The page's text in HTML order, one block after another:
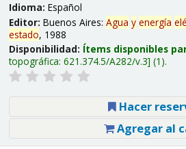
Idioma: Español
Editor: Buenos Aires: Agua y energía
estado, 1988
Disponibilidad: Ítems disponibles
topográfica: 621.374.5/A282/v.3 (1).
Hacer
Agregar al